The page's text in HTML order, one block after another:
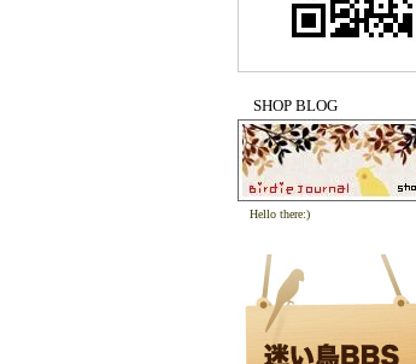
SHOP BLOG
Hello there:)